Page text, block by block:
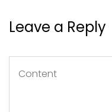
Leave a Reply